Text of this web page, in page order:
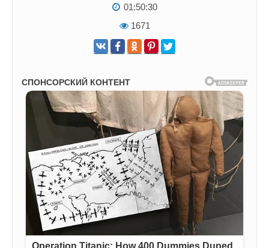
01:50:30
1671